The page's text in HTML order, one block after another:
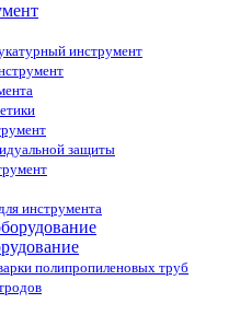
инструмент
защиты
инструмента
полипропиленовых труб